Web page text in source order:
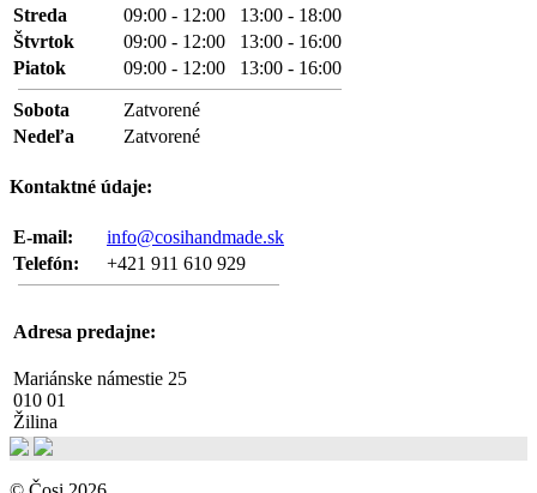
Streda
09:00 - 12:00 13:00 - 18:00
Štvrtok
09:00 - 12:00 13:00 - 16:00
Piatok
09:00 - 12:00 13:00 - 16:00
Sobota
Zatvorené
Nedeľa
Zatvorené
Kontaktné údaje:
E-mail:
info@cosihandmade.sk
Telefón:
+421 911 610 929
Adresa predajne:
Mariánske námestie 25
010 01
Žilina